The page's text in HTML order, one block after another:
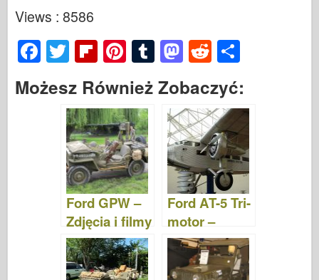
Views : 8586
F
a
c
T
wi
tt
er
Fl
ip
b
o
ar
d
Pi
nt
er
e
st
T
u
m
bl
M
a
st
o
d
o
n
R
e
d
di
t
ar
e
Możesz Również Zobaczyć:
Ford GPW –
Zdjęcia i filmy
Ford AT-5 Tri-
motor –
Zdjęcia &
Film